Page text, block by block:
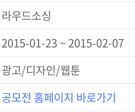
라우드소싱
2015-01-23 ~ 2015-02-07
광고/디자인/웹툰
공모전 홈페이지 바로가기